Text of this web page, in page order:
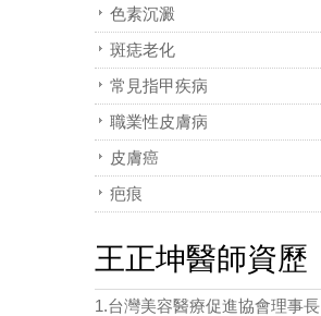
色素沉澱
斑痣老化
常見指甲疾病
職業性皮膚病
皮膚癌
疤痕
王正坤醫師資歷
1.台灣美容醫療促進協會理事長